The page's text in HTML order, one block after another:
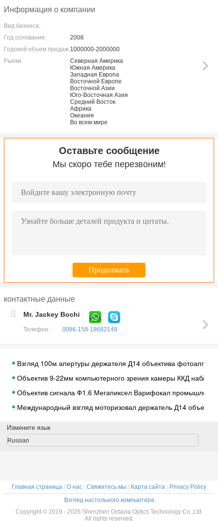
Информация о компании
Вид бизнеса:
Год основания:
2008
Годовой объем продаж:1000000-2000000
Рынки:
Северная Америка
Южная Америка
Западная Европа
Восточной Европе
Восточной Азии
Юго-Восточная Азия
Средний Восток
Африка
Океания
Во всем мире
Оставьте сообщение
Мы скоро тебе перезвоним!
контактные данные
Mr. Jackey Bochi
Телефон : 0086-158-18682149
Взгляд 100м апертуры держателя Д14 объектива
Объектив 9-22мм компьютерного зрения камеры ККД
Объектив сигнала Ф1.6 Мегапиксел Варифокал
Международный взгляд моторизовал держатель Д14
Пластмасса ПК крышки съемного Свитчер фильтра отрезка
Прочный держатель объектива фотоаппарата металла с
Держатель КС трубки К-КС К расширения колец
Измените язык
Russian
Главная страница | О нас | Свяжитесь мы | Карта сайта | Privacy Policy
Взгляд настольного компьютера
Copyright © 2019 - 2026 Shenzhen Octavia Optics Technology Co.,Ltd.
All rights reserved.